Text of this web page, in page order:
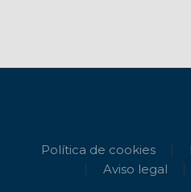
Política de cookies
Aviso legal